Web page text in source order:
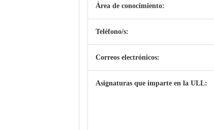
Área de conocimiento:
Teléfono/s:
Correos electrónicos:
Asignaturas que imparte en la ULL: